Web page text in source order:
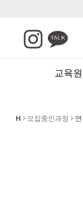
교육
H 모집중인과정